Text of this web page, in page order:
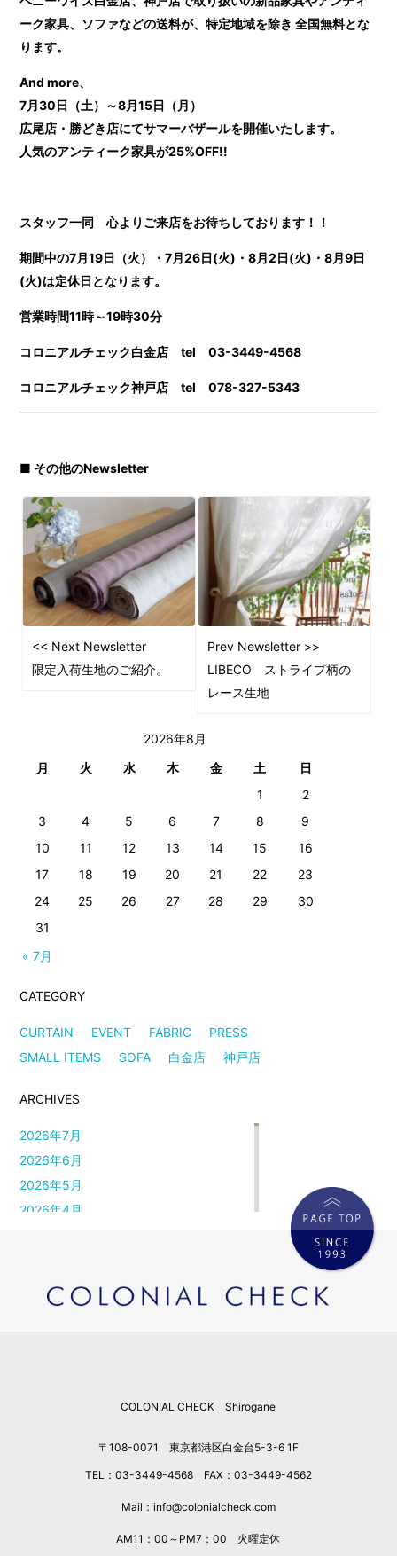
ーク家具、ソファなどの送料が、特定地域を除き 全国無料とな
ります。
And more、
7月30日（土）～8月15日（月）
広尾店・勝どき店にてサマーバザールを開催いたします。
人気のアンティーク家具が25%OFF!!
スタッフ一同 心よりご来店をお待ちしております！！
期間中の7月19日（火）・7月26日(火)・8月2日(火)・8月9日
(火)は定休日となります。
営業時間11時～19時30分
コロニアルチェック白金店 tel 03-3449-4568
コロニアルチェック神戸店 tel 078-327-5343
■ その他のNewsletter
<< Next Newsletter
限定入荷生地のご紹介。
Prev Newsletter >>
LIBECO ストライプ柄の
レース生地
2026年8月
月
火 水 木 金 土 日
« 7月
1
2
3
4 5 6 7 8
9
10
11 12 13 14 15
16
17
18 19 20 21 22
23
24
25 26 27 28 29
30
31
CATEGORY
CURTAIN EVENT FABRIC
PRESS
SMALL ITEMS
SOFA 白金店 神戸店
ARCHIVES
2026年7月
2026年6月
2026年5月
2026年4月
2026年1月
2025年12月
COLONIAL CHECK Shirogane
〒108-0071 東京都港区白金台5-3-6 1F
TEL：03-3449-4568 FAX：03-3449-4562
Mail：info@colonialcheck.com
AM11：00～PM7：00 火曜定休